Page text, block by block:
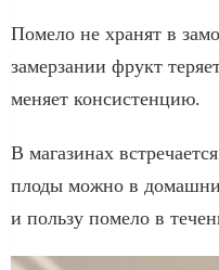
Помело не хранят в
замерзании фрукт
меняет консистенцию.
В магазинах
плоды можно в
и пользу помело в